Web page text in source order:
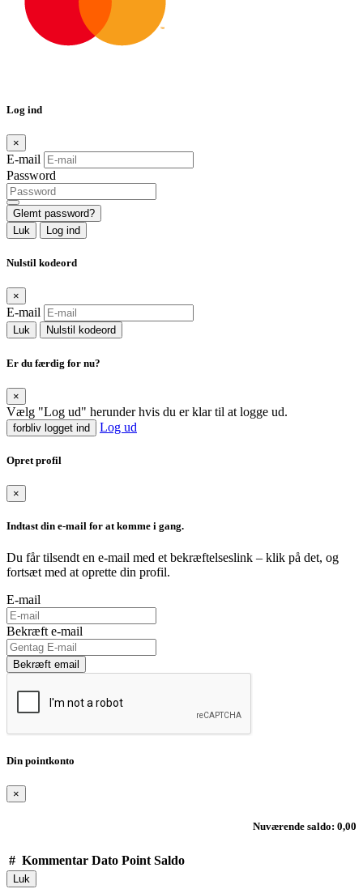
Log ind
×
E-mail
Password
Glemt password?
Luk
Log ind
Nulstil kodeord
×
E-mail
Luk Nulstil kodeord
Er du færdig for nu?
×
Vælg "Log ud" herunder hvis du er klar til at logge ud.
forbliv logget ind Log ud
Opret profil
×
Indtast din e-mail for at komme i gang.
Du får tilsendt en e-mail med et bekræftelseslink – klik på det, og
fortsæt med at oprette din profil.
E-mail
Bekræft e-mail
Bekræft email
Din pointkonto
×
Nuværende saldo: 0,00
# Kommentar Dato Point Saldo
Luk